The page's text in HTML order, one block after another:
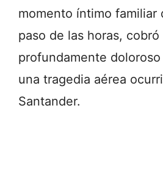
momento íntimo familiar
paso de las horas,
profundamente
una tragedia aérea
Santander.